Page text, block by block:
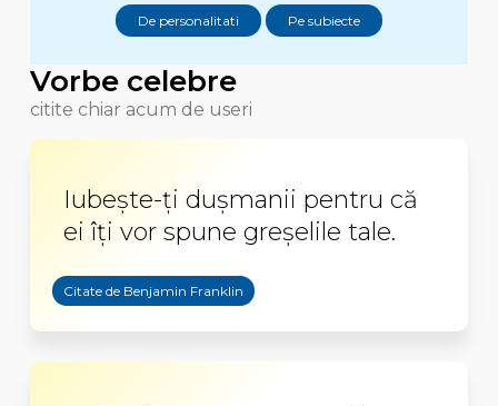
De personalitati Pe subiecte
Vorbe celebre
citite chiar acum de useri
Iubește-ți dușmanii pentru că
ei îți vor spune greșelile tale.
Citate de Benjamin Franklin